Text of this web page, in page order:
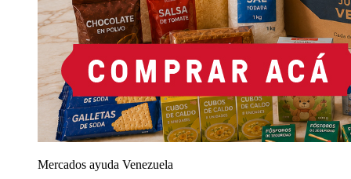
Mercados ayuda Venezuela